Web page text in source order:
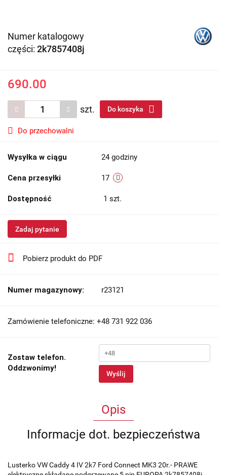
Numer katalogowy
części: 2k7857408j
690.00
szt. Do koszyka
Do przechowalni
Wysyłka w ciągu 24 godziny
Cena przesyłki 17
Dostępność 1 szt.
Zadaj pytanie
Pobierz produkt do PDF
Numer magazynowy: r23121
Zamówienie telefoniczne: +48 731 922 036
Zostaw telefon.
Oddzwonimy!
Wyślij
Opis
Informacje dot. bezpieczeństwa
LusterkoVW Caddy 4 IV 2k7 Ford Connect MK3 20r.- PRAWE